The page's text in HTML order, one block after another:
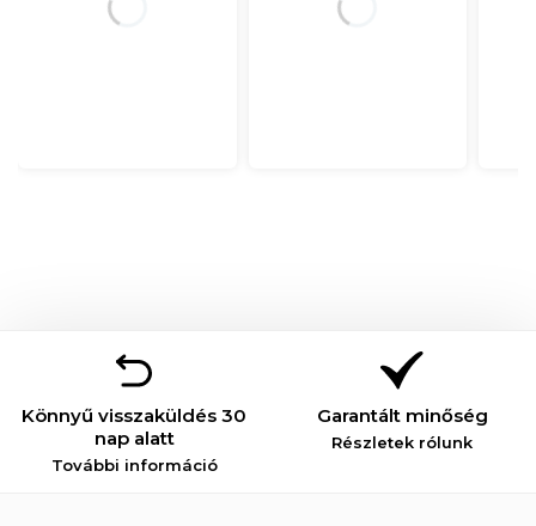
Könnyű visszaküldés 30
nap alatt
További információ
Garantált minőség
Részletek rólunk